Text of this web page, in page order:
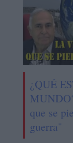
¿QUÉ
que se
guerra"